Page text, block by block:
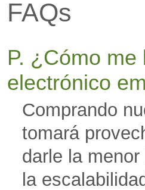
FAQs
P. ¿Cómo
electrónico
Comprando
tomará
darle la
la